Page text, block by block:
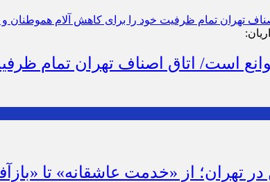
است/ اتاق اصناف تهران تمام
تهران؛ از «خدمت عاشقانه» تا